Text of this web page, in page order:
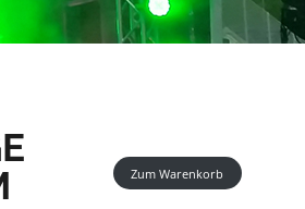
Zum Warenkorb